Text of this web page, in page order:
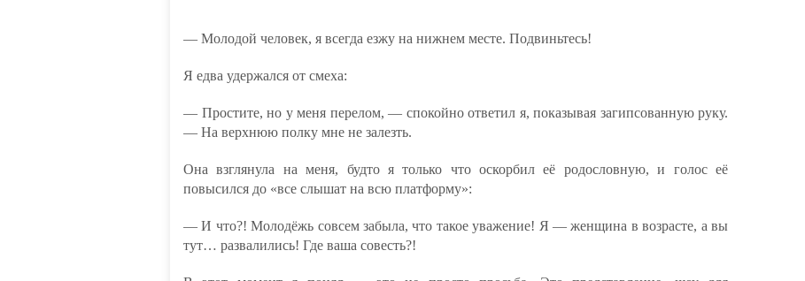
— Молодой человек, я всегда езжу на нижнем месте. Подвиньтесь!
Я едва удержался от смеха:
— Простите, но у меня перелом, — спокойно ответил я, показывая загипсованную руку.
— На верхнюю полку мне не залезть.
Она взглянула на меня, будто я только что оскорбил её родословную, и голос её
повысился до «все слышат на всю платформу»:
— И что?! Молодёжь совсем забыла, что такое уважение! Я — женщина в возрасте, а вы
тут… развалились! Где ваша совесть?!